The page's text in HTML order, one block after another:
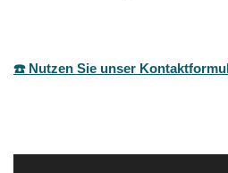
☎️ Nutzen Sie unser